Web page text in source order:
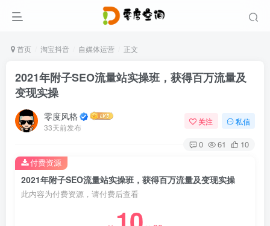
首页 淘宝抖音 自媒体运营 正文
2021年附子SEO流量站实操班，获得百万流量及
变现实操
零度风格
33天前发布
关注 私信
0 61 10
2021年附子SEO流量站实操班，获得百万流量及变现实操
此内容为付费资源，请付费后查看
付费资源